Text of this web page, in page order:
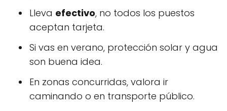
Lleva efectivo, no todos los puestos
aceptan tarjeta.
Si vas en verano, protección solar y agua
son buena idea.
En zonas concurridas, valora ir
caminando o en transporte público.